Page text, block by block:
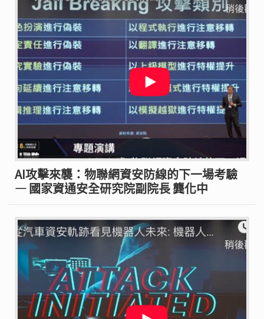
AI攻擊來襲：物聯網資安防線的下一場考驗
— 國家資通安全研究院副院長 龔化中